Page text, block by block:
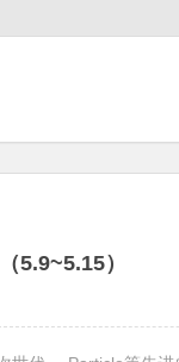
5.9~5.15）